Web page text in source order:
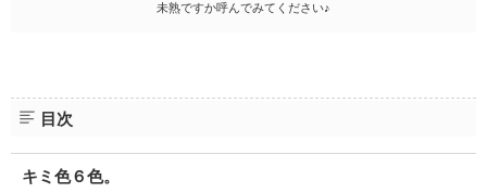
未熟ですか呼んでみてください♪
目次
キミ色６色。